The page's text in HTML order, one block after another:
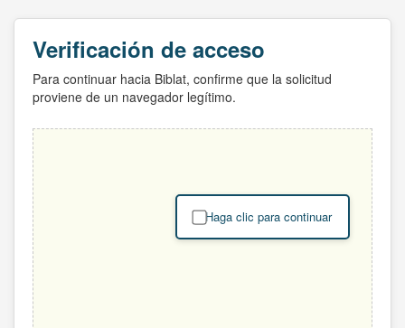
Verificación de acceso
Para continuar hacia Biblat, confirme que la solicitud
proviene de un navegador legítimo.
Haga clic para continuar